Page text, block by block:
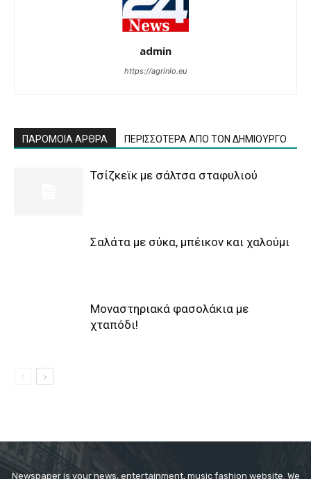
admin
https://agrinio.eu
ΠΑΡΟΜΟΙΑ ΑΡΘΡΑ ΠΕΡΙΣΣΟΤΕΡΑ ΑΠΟ ΤΟΝ ΔΗΜΙΟΥΡΓΟ
Τσίζκεϊκ με σάλτσα σταφυλιού
Σαλάτα με σύκα, μπέικον και χαλούμι
Μοναστηριακά φασολάκια με
χταπόδι!
Newspaper is your news, entertainment, music fashion website. We